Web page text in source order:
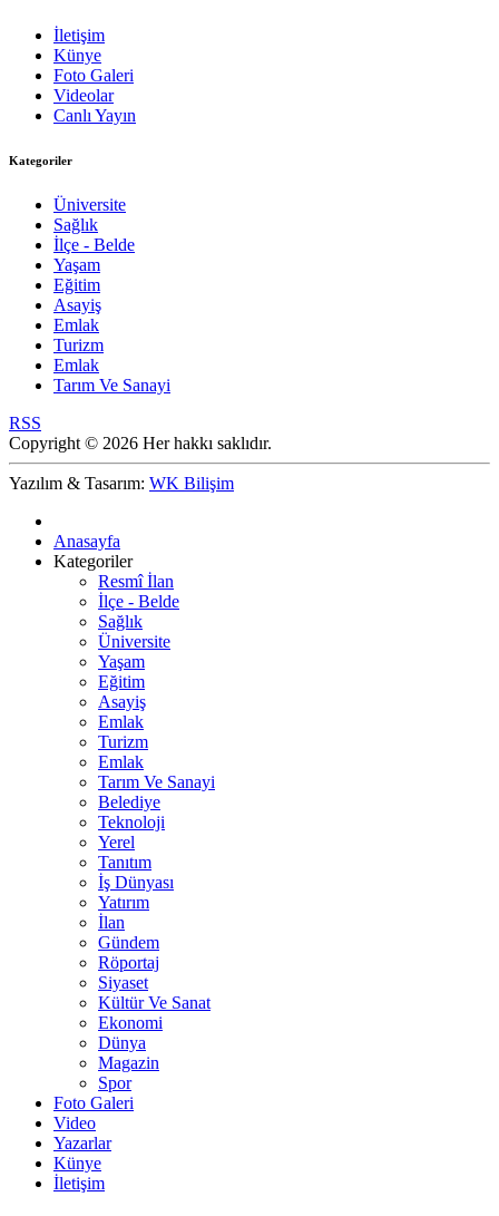
İletişim
Künye
Foto Galeri
Videolar
Canlı Yayın
Kategoriler
Üniversite
Sağlık
İlçe - Belde
Yaşam
Eğitim
Asayiş
Emlak
Turizm
Emlak
Tarım Ve Sanayi
RSS
Copyright © 2026 Her hakkı saklıdır.
Yazılım & Tasarım: WK Bilişim
Anasayfa
Kategoriler
Resmî İlan
İlçe - Belde
Sağlık
Üniversite
Yaşam
Eğitim
Asayiş
Emlak
Turizm
Emlak
Tarım Ve Sanayi
Belediye
Teknoloji
Yerel
Tanıtım
İş Dünyası
Yatırım
İlan
Gündem
Röportaj
Siyaset
Kültür Ve Sanat
Ekonomi
Dünya
Magazin
Spor
Foto Galeri
Video
Yazarlar
Künye
İletişim